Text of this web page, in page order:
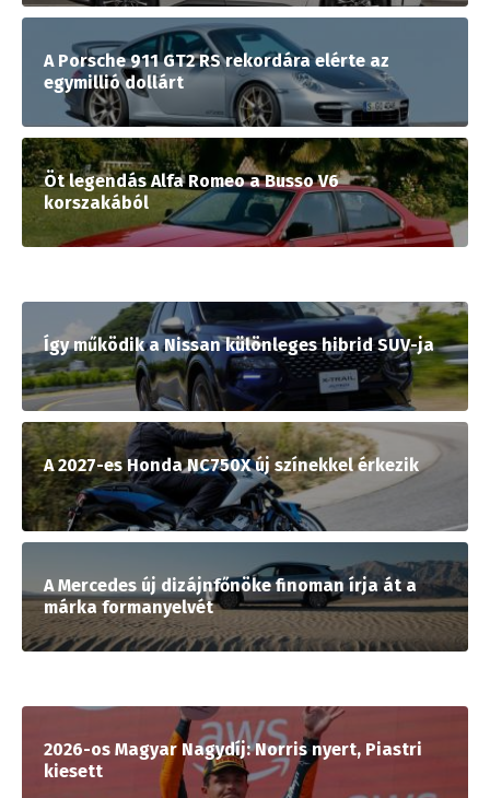
A Porsche 911 GT2 RS rekordára elérte az
egymillió dollárt
Öt legendás Alfa Romeo a Busso V6
korszakából
Így működik a Nissan különleges hibrid SUV-ja
A 2027-es Honda NC750X új színekkel érkezik
A Mercedes új dizájnfőnöke finoman írja át a
márka formanyelvét
2026-os Magyar Nagydíj: Norris nyert, Piastri
kiesett